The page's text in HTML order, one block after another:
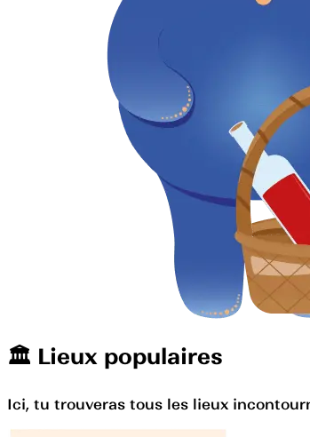
🏛️️ Lieux populaires
Ici, tu trouveras tous les lieux